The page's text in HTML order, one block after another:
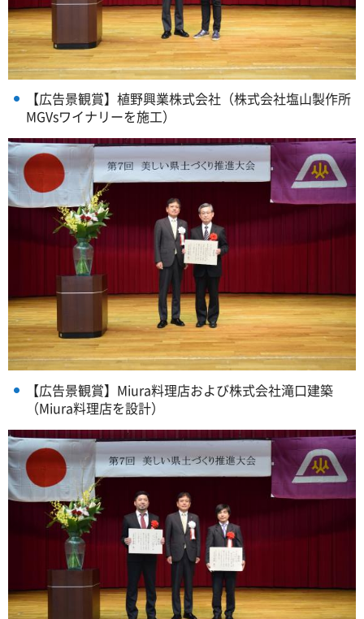
【広告景観賞】植野興業株式会社（株式会社塩山製作所
MGVsワイナリーを施工）
【広告景観賞】Miura料理店および株式会社滝口建築
（Miura料理店を設計）